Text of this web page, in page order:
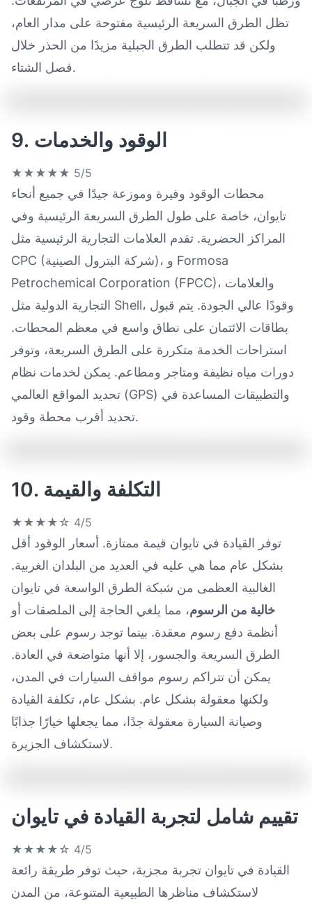
تظل الطرق السريعة الرئيسية مفتوحة على مدار العام،
ولكن قد تتطلب الطرق الجبلية مزيدًا من الحذر خلال
فصل الشتاء.
9. الوقود والخدمات
★★★★★ 5/5
محطات الوقود وفيرة وموزعة جيدًا في جميع أنحاء
تايوان، خاصة على طول الطرق السريعة الرئيسية وفي
المراكز الحضرية. تقدم العلامات التجارية الرئيسية مثل
CPC (شركة البترول الصينية)، و Formosa
Petrochemical Corporation (FPCC)، والعلامات
التجارية الدولية مثل Shell، وقودًا عالي الجودة. يتم قبول
بطاقات الائتمان على نطاق واسع في معظم المحطات.
استراحات الخدمة متكررة على الطرق السريعة، وتوفر
دورات مياه نظيفة ومتاجر ومطاعم. يمكن لخدمات نظام
تحديد المواقع العالمي (GPS) والتطبيقات المساعدة في
تحديد أقرب محطة وقود.
10. التكلفة والقيمة
★★★★☆ 4/5
توفر القيادة في تايوان قيمة ممتازة. أسعار الوقود أقل
بشكل عام مما هي عليه في العديد من البلدان الغربية.
الغالبية العظمى من شبكة الطرق الواسعة في تايوان
خالية من الرسوم، مما يلغي الحاجة إلى الملصقات أو
أنظمة دفع رسوم معقدة. بينما توجد رسوم على بعض
الطرق السريعة والجسور، إلا أنها متواضعة في العادة.
يمكن أن تتراكم رسوم مواقف السيارات في المدن،
ولكنها معقولة بشكل عام. بشكل عام، تكلفة القيادة
وصيانة السيارة معقولة جدًا، مما يجعلها خيارًا جذابًا
لاستكشاف الجزيرة.
تقييم شامل لتجربة القيادة في تايوان
★★★★☆ 4/5
القيادة في تايوان تجربة مجزية، حيث توفر طريقة رائعة
لاستكشاف مناظرها الطبيعية المتنوعة، من المدن